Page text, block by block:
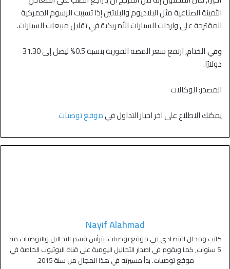
الثمينة الصناعية مثل البلاديوم والبلاتين إذا تسببت الرسوم الجمركية
المقترحة على واردات السيارات الأمريكية في تقليل مبيعات السيارات.
وفي الختام,
ارتفع سعر الفضة الفورية بنسبة 0.5% ليصل إلى 31.30
دولارًا.
المصدر: الوكالات
يمكنك الاطلاع على اخر اخبار التداول فيموقع توصيات
Nayif Alahmad
كاتب ومحلل اقتصادي في موقع توصيات. يترأس قسم التحاليل والتوصيات منذ
5 سنوات, كما ويقوم في اصدار التحاليل اليومية على قناة اليوتيوب الخاصة في
موقع توصيات. بدأ مسيرته في هذا المجال من سنة 2015.